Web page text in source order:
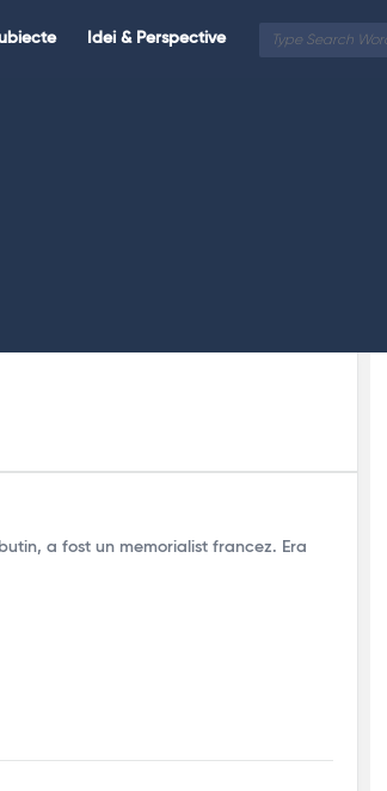
Idei & Perspective
a fost un memorialist francez. Era